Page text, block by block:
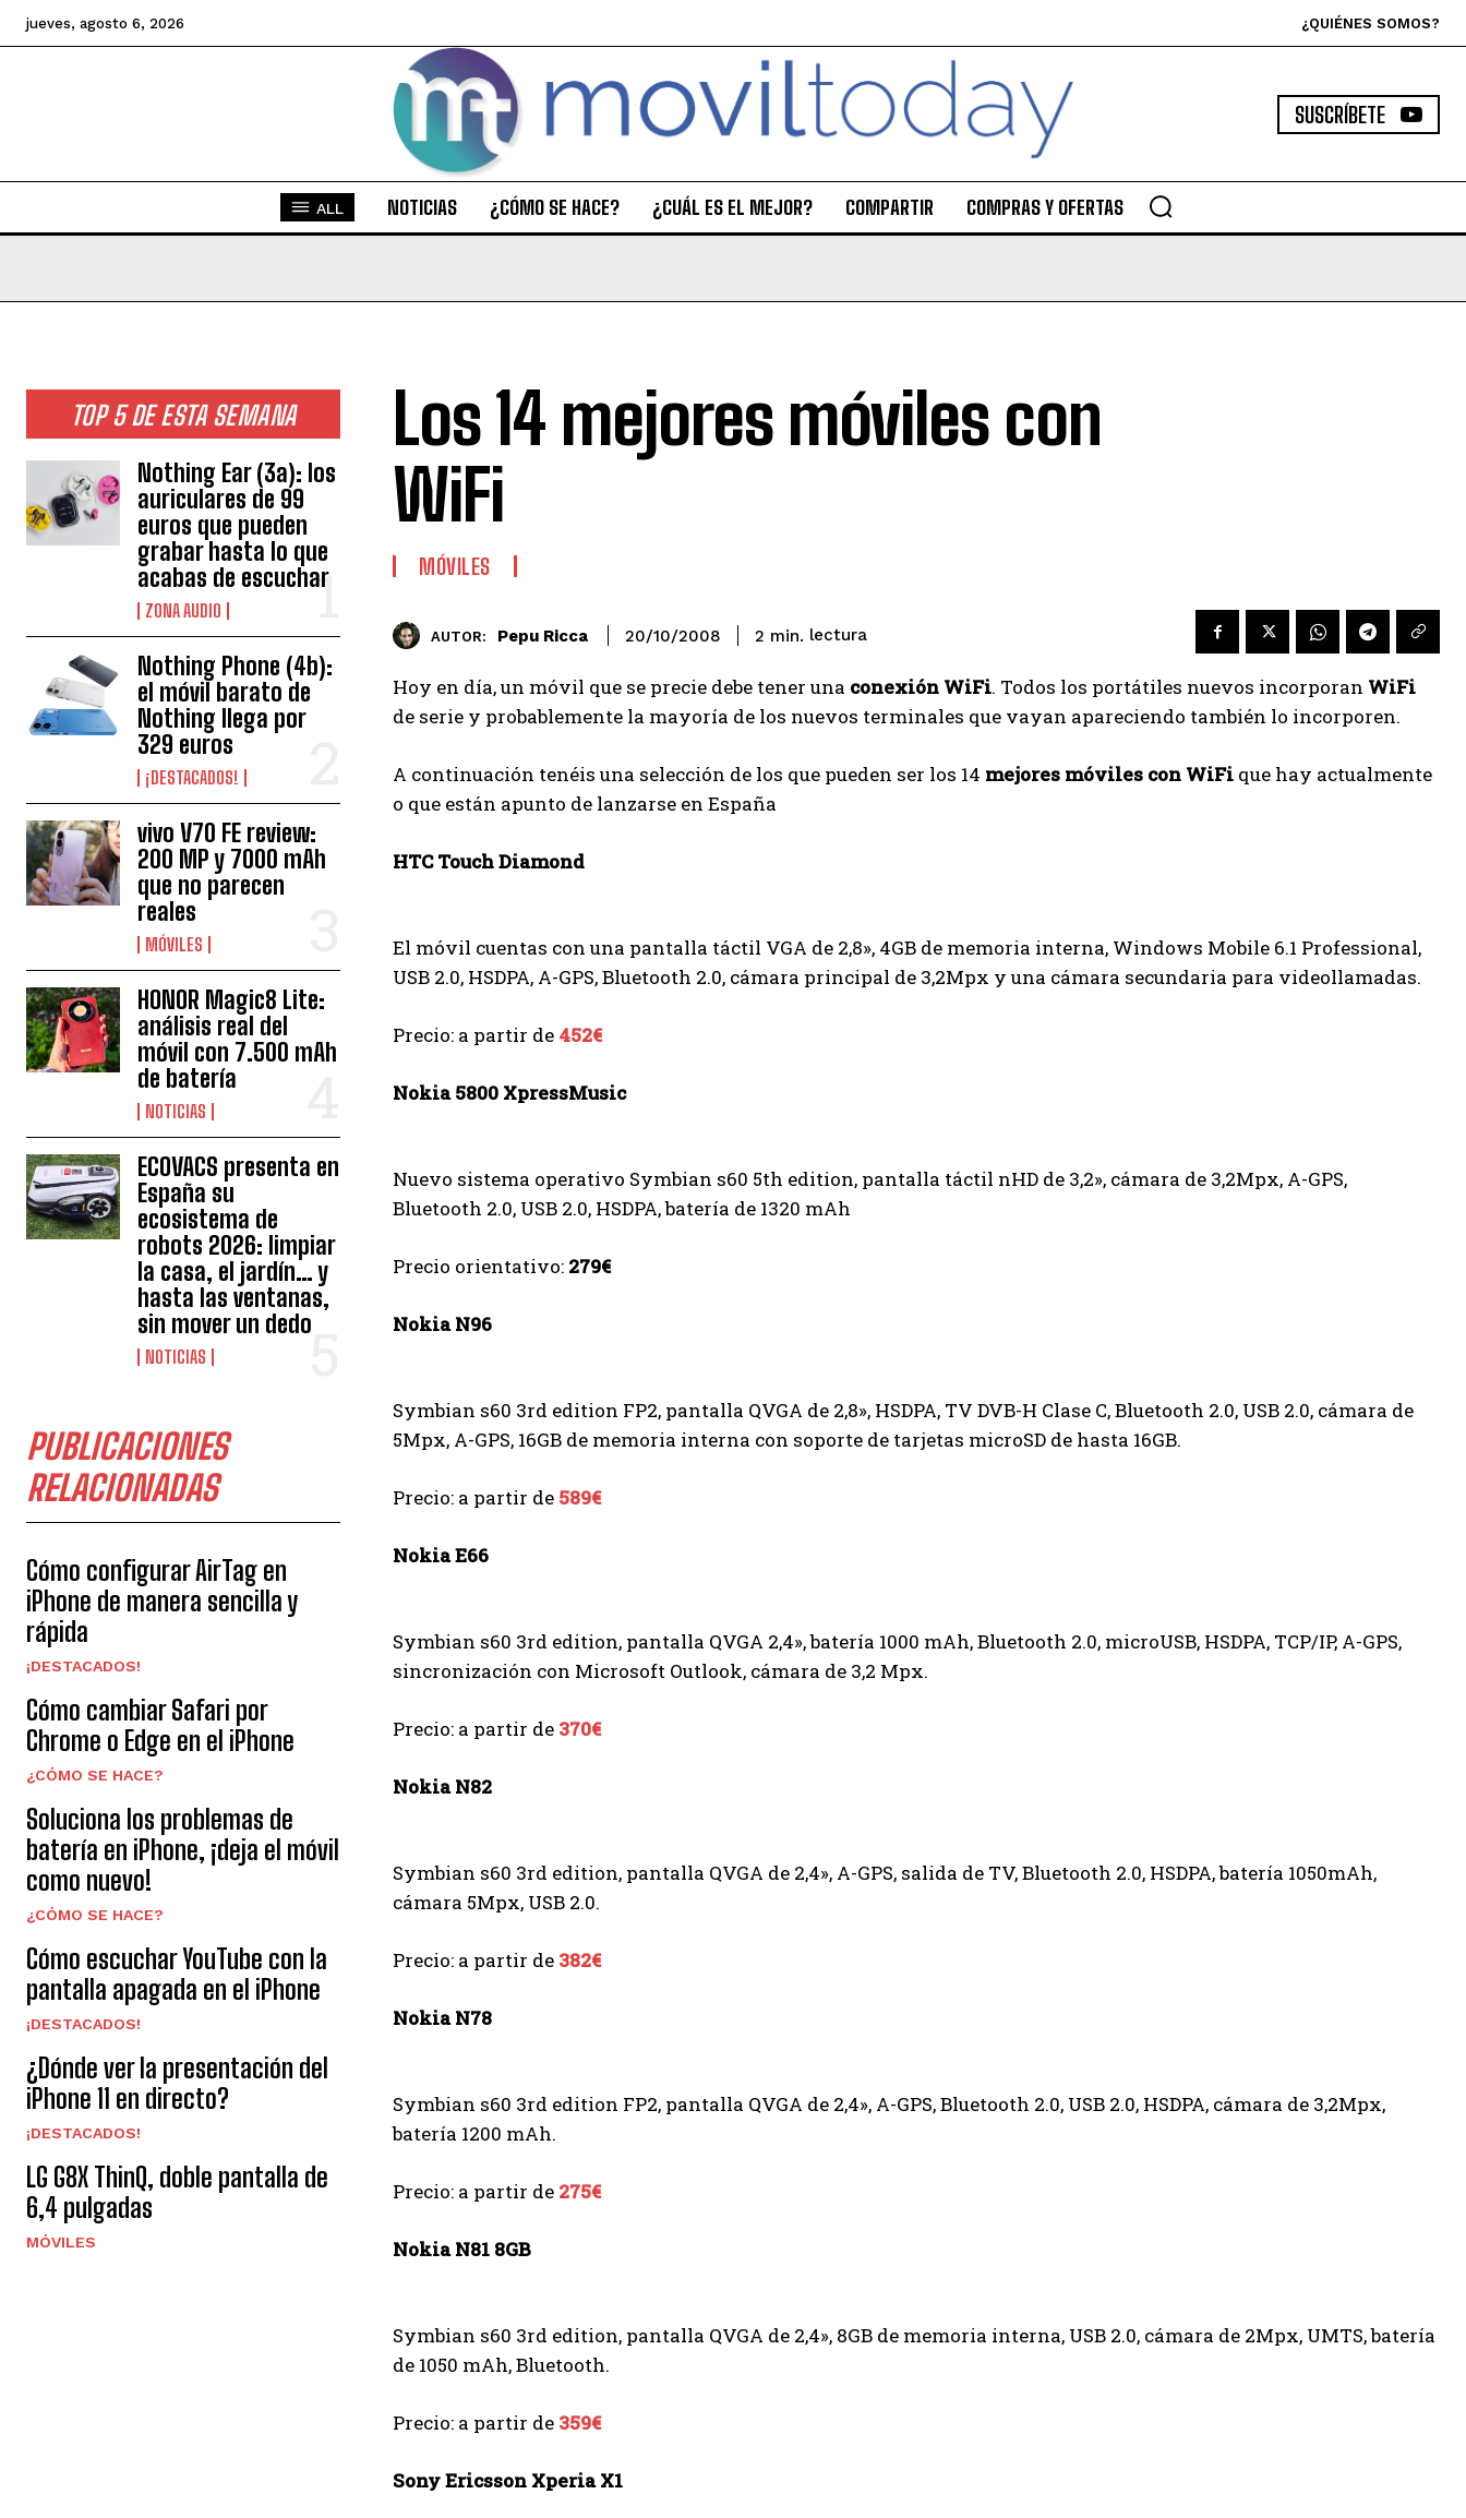
jueves, agosto 6, 2026 ¿QUIÉNES SOMOS?
SUSCRÍBETE
ALL NOTICIAS ¿CÓMO SE HACE? ¿CUÁL ES EL MEJOR? COMPARTIR COMPRAS Y OFERTAS
TOP 5 DE ESTA SEMANA
Nothing Ear (3a): los
auriculares de 99
euros que pueden
grabar hasta lo que
acabas de escuchar
ZONA AUDIO
Nothing Phone (4b):
el móvil barato de
Nothing llega por
329 euros
¡DESTACADOS!
vivo V70 FE review:
200 MP y 7000 mAh
que no parecen
reales
MÓVILES
HONOR Magic8 Lite:
análisis real del
móvil con 7.500 mAh
de batería
NOTICIAS
ECOVACS presenta en
España su
ecosistema de
robots 2026: limpiar
la casa, el jardín… y
hasta las ventanas,
sin mover un dedo
NOTICIAS
PUBLICACIONES
RELACIONADAS
Cómo configurar AirTag en
iPhone de manera sencilla y
rápida
¡DESTACADOS!
Cómo cambiar Safari por
Chrome o Edge en el iPhone
¿CÓMO SE HACE?
Soluciona los problemas de
batería en iPhone, ¡deja el móvil
como nuevo!
¿CÓMO SE HACE?
Cómo escuchar YouTube con la
pantalla apagada en el iPhone
¡DESTACADOS!
¿Dónde ver la presentación del
iPhone 11 en directo?
¡DESTACADOS!
LG G8X ThinQ, doble pantalla de
6,4 pulgadas
MÓVILES
Los 14 mejores móviles con
WiFi
MÓVILES
AUTOR: Pepu Ricca 20/10/2008 2 min. lectura
Hoy en día, un móvil que se precie debe tener una conexión WiFi. Todos los portátiles nuevos incorporan WiFi
de serie y probablemente la mayoría de los nuevos terminales que vayan apareciendo también lo incorporen.
A continuación tenéis una selección de los que pueden ser los 14 mejores móviles con WiFi que hay actualmente
o que están apunto de lanzarse en España
HTC Touch Diamond
El móvil cuentas con una pantalla táctil VGA de 2,8», 4GB de memoria interna, Windows Mobile 6.1 Professional,
USB 2.0, HSDPA, A-GPS, Bluetooth 2.0, cámara principal de 3,2Mpx y una cámara secundaria para videollamadas.
Precio: a partir de 452€
Nokia 5800 XpressMusic
Nuevo sistema operativo Symbian s60 5th edition, pantalla táctil nHD de 3,2», cámara de 3,2Mpx, A-GPS,
Bluetooth 2.0, USB 2.0, HSDPA, batería de 1320 mAh
Precio orientativo: 279€
Nokia N96
Symbian s60 3rd edition FP2, pantalla QVGA de 2,8», HSDPA, TV DVB-H Clase C, Bluetooth 2.0, USB 2.0, cámara de
5Mpx, A-GPS, 16GB de memoria interna con soporte de tarjetas microSD de hasta 16GB.
Precio: a partir de 589€
Nokia E66
Symbian s60 3rd edition, pantalla QVGA 2,4», batería 1000 mAh, Bluetooth 2.0, microUSB, HSDPA, TCP/IP, A-GPS,
sincronización con Microsoft Outlook, cámara de 3,2 Mpx.
Precio: a partir de 370€
Nokia N82
Symbian s60 3rd edition, pantalla QVGA de 2,4», A-GPS, salida de TV, Bluetooth 2.0, HSDPA, batería 1050mAh,
cámara 5Mpx, USB 2.0.
Precio: a partir de 382€
Nokia N78
Symbian s60 3rd edition FP2, pantalla QVGA de 2,4», A-GPS, Bluetooth 2.0, USB 2.0, HSDPA, cámara de 3,2Mpx,
batería 1200 mAh.
Precio: a partir de 275€
Nokia N81 8GB
Symbian s60 3rd edition, pantalla QVGA de 2,4», 8GB de memoria interna, USB 2.0, cámara de 2Mpx, UMTS, batería
de 1050 mAh, Bluetooth.
Precio: a partir de 359€
Sony Ericsson Xperia X1